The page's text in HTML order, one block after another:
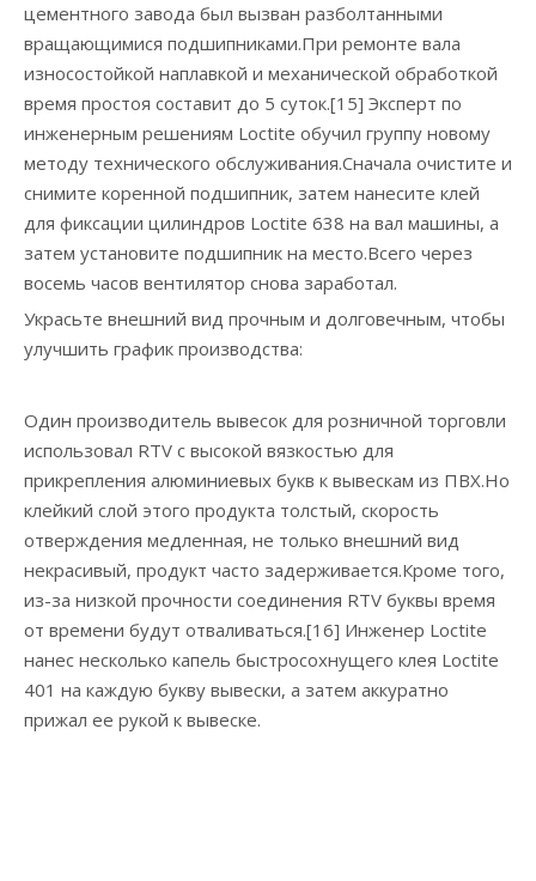
цементного завода был вызван разболтанными
вращающимися подшипниками.При ремонте вала
износостойкой наплавкой и механической обработкой
время простоя составит до 5 суток.[15] Эксперт по
инженерным решениям Loctite обучил группу новому
методу технического обслуживания.Сначала очистите и
снимите коренной подшипник, затем нанесите клей
для фиксации цилиндров Loctite 638 на вал машины, а
затем установите подшипник на место.Всего через
восемь часов вентилятор снова заработал.
Украсьте внешний вид прочным и долговечным, чтобы
улучшить график производства:
Один производитель вывесок для розничной торговли
использовал RTV с высокой вязкостью для
прикрепления алюминиевых букв к вывескам из ПВХ.Но
клейкий слой этого продукта толстый, скорость
отверждения медленная, не только внешний вид
некрасивый, продукт часто задерживается.Кроме того,
из-за низкой прочности соединения RTV буквы время
от времени будут отваливаться.[16] Инженер Loctite
нанес несколько капель быстросохнущего клея Loctite
401 на каждую букву вывески, а затем аккуратно
прижал ее рукой к вывеске.